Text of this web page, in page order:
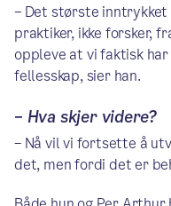
–Det største inntrykket
praktiker, ikke forsker,
oppleve at vi faktisk
fellesskap, sier han.
– Hva skjer videre?
– Nå vil vi fortsette å
det, men fordi det er